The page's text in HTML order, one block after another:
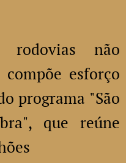
rodovias não
compõe esforço
programa "São
que reúne